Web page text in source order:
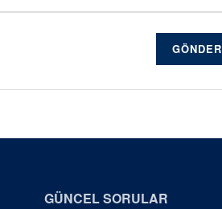
GÖNDER
GÜNCEL SORULAR